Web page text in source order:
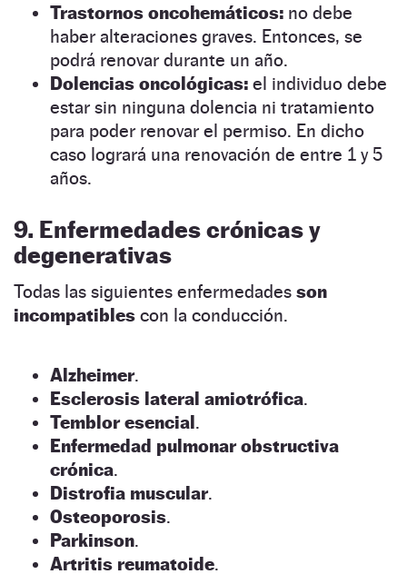
Trastornos oncohemáticos: no debe
haber alteraciones graves. Entonces, se
podrá renovar durante un año.
Dolencias oncológicas: el individuo debe
estar sin ninguna dolencia ni tratamiento
para poder renovar el permiso. En dicho
caso logrará una renovación de entre 1 y 5
años.
9. Enfermedades crónicas y
degenerativas
Todas las siguientes enfermedades son
incompatibles con la conducción.
Alzheimer.
Esclerosis lateral amiotrófica.
Temblor esencial.
Enfermedad pulmonar obstructiva
crónica.
Distrofia muscular.
Osteoporosis.
Parkinson.
Artritis reumatoide.